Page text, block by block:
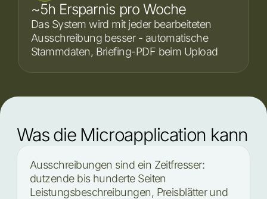
~5h Ersparnis pro Woche
Das System wird mit jeder bearbeiteten
Ausschreibung besser - automatische
Stammdaten, Briefing-PDF beim Upload
Was die Microapplication kann
Ausschreibungen sind ein Zeitfresser:
dutzende bis hunderte Seiten
Leistungsbeschreibungen, Preisblätter und